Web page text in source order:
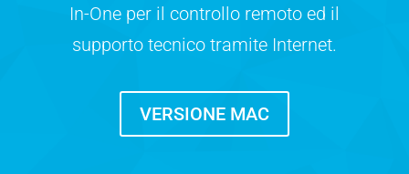
In-One per il controllo remoto ed il
supporto tecnico tramite Internet.
VERSIONE MAC